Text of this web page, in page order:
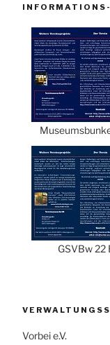
GSVBw 22
Vorbei e.V.